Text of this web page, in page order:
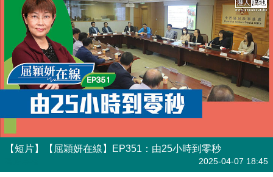
【短片】【屈穎妍在線】EP351：由25小時到零秒
2025-04-07 18:45